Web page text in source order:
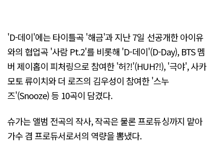
'D-데이'에는 타이틀곡 '해금'과 지난 7일 선공개한 아이유
와의 협업곡 '사람 Pt.2'를 비롯해 'D-데이'(D-Day), BTS 멤
버 제이홉이 피처링으로 참여한 '허?!'(HUH?!), '극야', 사카
모토 류이치와 더 로즈의 김우성이 참여한 '스누
즈'(Snooze) 등 10곡이 담겼다.
슈가는 앨범 전곡의 작사, 작곡은 물론 프로듀싱까지 맡아
가수 겸 프로듀서로서의 역량을 뽐냈다.